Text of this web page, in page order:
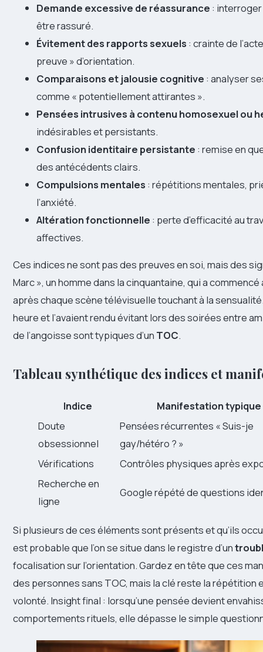
Demande excessive de réassurance :
être rassuré.
Évitement des rapports sexuels : crainte de
preuve » d’orientation.
Comparaisons et jalousie cognitive : analyser
comme « potentiellement attirantes ».
Pensées intrusives à contenu homosexuel ou
indésirables et persistants.
Confusion identitaire persistante : remise en
des antécédents clairs.
Compulsions mentales : répétitions mentales,
l’anxiété.
Altération fonctionnelle : perte d’efficacité au
affectives.
Ces indices ne sont pas des preuves en soi, mais des
Marc », un homme dans la cinquantaine, qui a
après chaque scène télévisuelle touchant à la
heure et l’avaient rendu évitant lors des soirées entre
de l’angoisse sont typiques d’un TOC.
Tableau synthétique des indices et
Indice
Manifestation typique
Doute
obsessionnel
Pensées récurrentes « Suis-je
gay/hétéro ? »
Vérifications
Contrôles physiques après
Recherche en
ligne
Google répété de questions
Si plusieurs de ces éléments sont présents et qu’ils
est probable que l’on se situe dans le registre d’un
focalisation sur l’orientation. Gardez en tête que ces
des personnes sans TOC, mais la clé reste la répétition
volonté. Insight final : lorsqu’une pensée devient
comportements rituels, elle dépasse le simple